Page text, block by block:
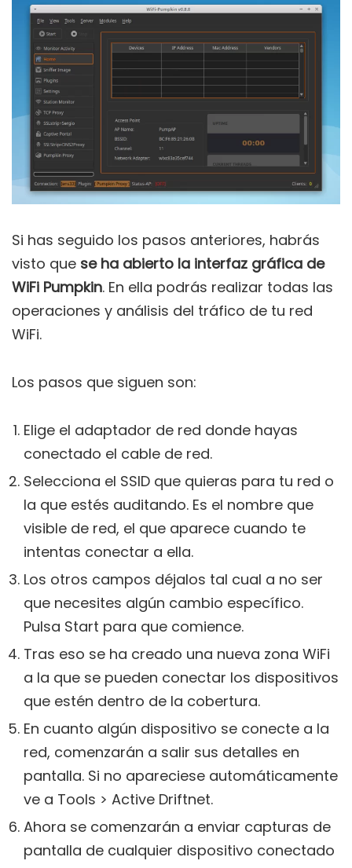
Si has seguido los pasos anteriores, habrás
visto que se ha abierto la interfaz gráfica de
WiFi Pumpkin. En ella podrás realizar todas las
operaciones y análisis del tráfico de tu red
WiFi.
Los pasos que siguen son:
Elige el adaptador de red donde hayas
conectado el cable de red.
Selecciona el SSID que quieras para tu red o
la que estés auditando. Es el nombre que
visible de red, el que aparece cuando te
intentas conectar a ella.
Los otros campos déjalos tal cual a no ser
que necesites algún cambio específico.
Pulsa Start para que comience.
Tras eso se ha creado una nueva zona WiFi
a la que se pueden conectar los dispositivos
que estén dentro de la cobertura.
En cuanto algún dispositivo se conecte a la
red, comenzarán a salir sus detalles en
pantalla. Si no apareciese automáticamente
ve a Tools > Active Driftnet.
Ahora se comenzarán a enviar capturas de
pantalla de cualquier dispositivo conectado